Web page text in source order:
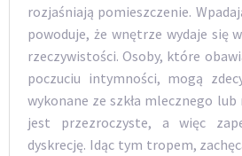
rozjaśniają pomieszczenie.
powoduje, że wnętrze wydaje się
rzeczywistości. Osoby, które
poczuciu intymności, mogą
wykonane ze szkła mlecznego
jest przezroczyste, a więc
dyskrecję. Idąc tym tropem,